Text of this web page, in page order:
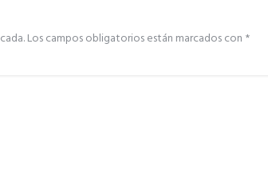
Los campos obligatorios están marcados con *